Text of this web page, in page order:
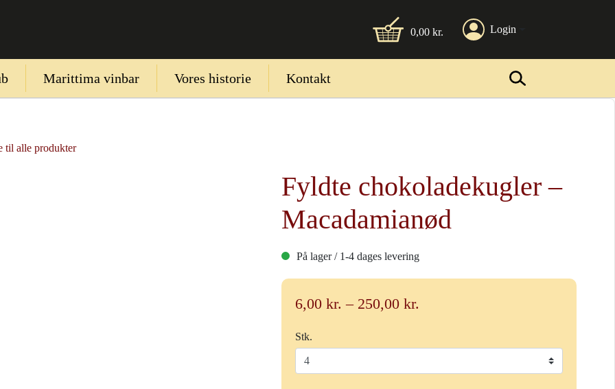
0,00kr. Login
Marittima vinbar Vores historie Kontakt
til alle produkter
Fyldte chokoladekugler –
Macadamianød
På lager / 1-4 dages levering
6,00 kr. – 250,00 kr.
til
250,00 kr.
Stk.